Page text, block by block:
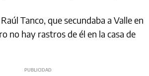
Tanco, que secundaba a Valle en
no hay rastros de él en la casa de